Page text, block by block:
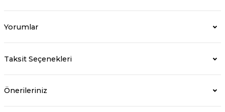
Yorumlar
Taksit Seçenekleri
Önerileriniz